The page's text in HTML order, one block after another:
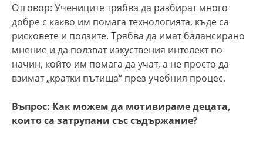
Отговор: Учениците трябва да разбират много
добре с какво им помага технологията, къде са
рисковете и ползите. Трябва да имат балансирано
мнение и да ползват изкуствения интелект по
начин, който им помага да учат, а не просто да
взимат „кратки пътища“ през учебния процес.
Въпрос: Как можем да мотивираме децата,
които са затрупани със съдържание?